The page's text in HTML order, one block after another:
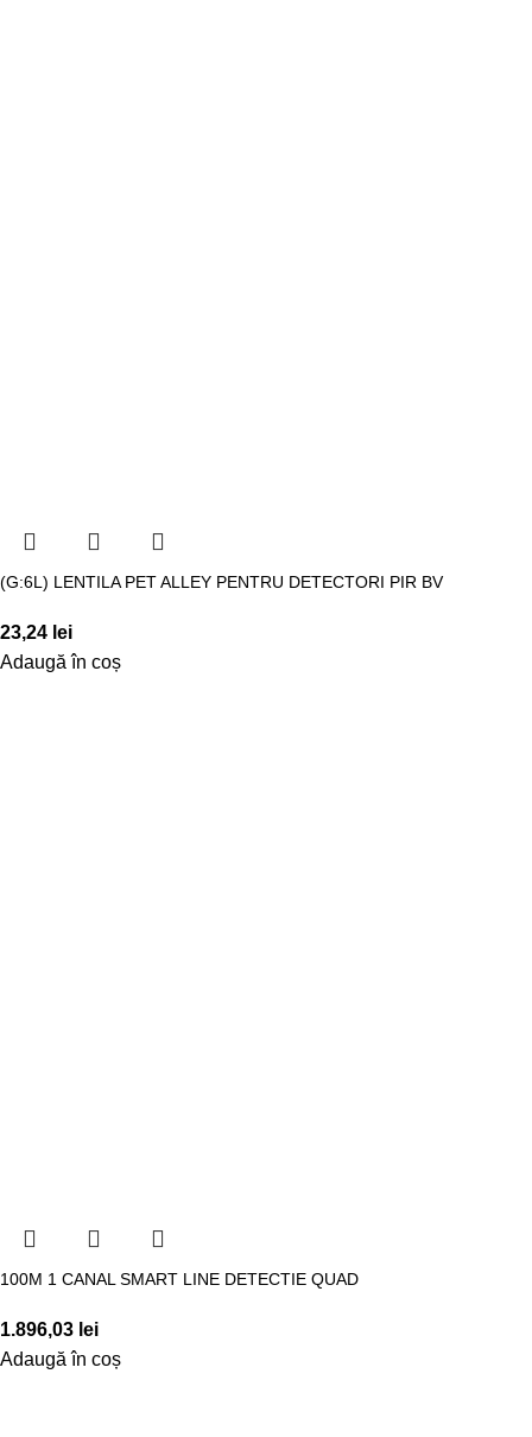
(G:6L) LENTILA PET ALLEY PENTRU DETECTORI PIR BV
23,24 lei
Adaugă în coș
100M 1 CANAL SMART LINE DETECTIE QUAD
1.896,03 lei
Adaugă în coș